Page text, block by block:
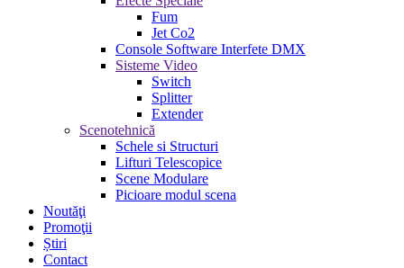
Fum
Jet Co2
Console Software Interfete DMX
Sisteme Video
Switch
Splitter
Extender
Scenotehnică
Schele si Structuri
Lifturi Telescopice
Scene Modulare
Picioare modul scena
Noutăţi
Promoţii
Știri
Contact